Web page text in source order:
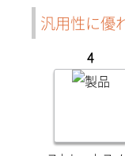
汎用性に優
4